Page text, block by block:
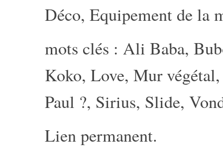
Déco, Equipement de la
mots clés : Ali Baba,
Koko, Love, Mur végétal
Paul ?, Sirius, Slide,
Lien permanent.